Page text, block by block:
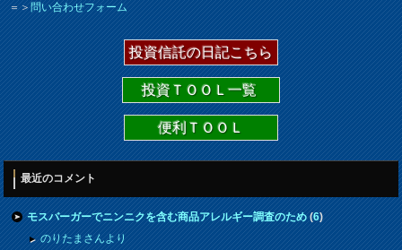
＝＞問い合わせフォーム
投資信託の日記こちら
投資ＴＯＯＬ一覧
便利ＴＯＯＬ
最近のコメント
モスバーガーでニンニクを含む商品アレルギー調査のため(6)
のりたまさんより